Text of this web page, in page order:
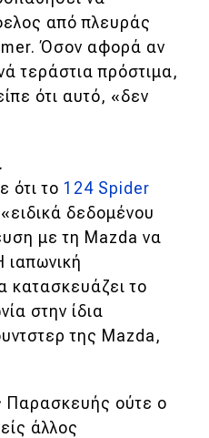
από πλευράς
Όσον αφορά αν
τεράστια πρόστιμα,
ότι αυτό, «δεν
ότι το 124 Spider
δεδομένου
με τη Mazda να
ιαπωνική
κατασκευάζει το
στην ίδια
της Mazda,
Παρασκευής ούτε ο
άλλος